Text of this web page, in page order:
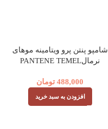
شامپو پنتن پرو ویتامینه موهای
نرمالPANTENE TEMEL
488,000 تومان
افزودن به سبد خرید